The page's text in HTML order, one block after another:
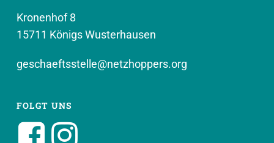
Kronenhof 8
15711 Königs Wusterhausen
geschaeftsstelle@netzhoppers.org
FOLGT UNS